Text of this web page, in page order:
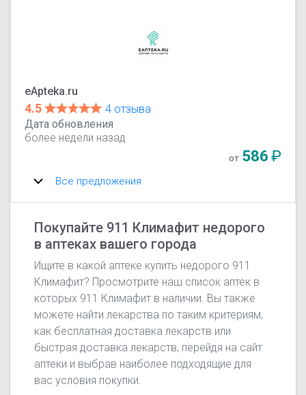
eApteka.ru
4.5
4 отзыва
Дата обновления
более недели назад
от 586₽
Все предложения
Покупайте 911 Климафит недорого
в аптеках вашего города
Ищите в какой аптеке купить недорого 911
Климафит? Просмотрите наш список аптек в
которых 911 Климафит в наличии. Вы также
можете найти лекарства по таким критериям,
как бесплатная доставка лекарств или
быстрая доставка лекарств, перейдя на сайт
аптеки и выбрав наиболее подходящие для
вас условия покупки.